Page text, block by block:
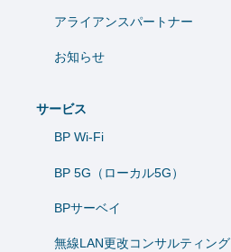
アライアンスパートナー
お知らせ
サービス
BP Wi-Fi
BP 5G（ローカル5G）
BPサーベイ
無線LAN更改コンサルティング